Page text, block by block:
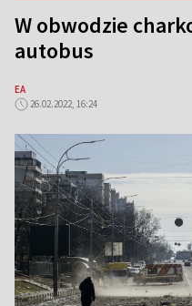
W obwodzie
autobus
EA
26.02.2022, 16:24